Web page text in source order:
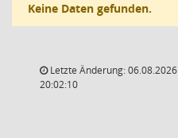
Keine Daten gefunden.
Letzte Änderung: 06.08.2026
20:02:10